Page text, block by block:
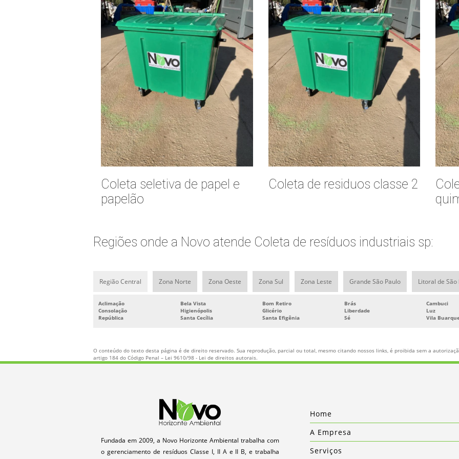
Coleta seletiva de papel e
papelão
Coleta de residuos classe 2
Regiões onde a Novo atende Coleta de resíduos industriais sp:
Região Central Zona Norte Zona Oeste Zona Sul Zona Leste Grande São Paulo Litoral de São
Aclimação Bela Vista Bom Retiro Brás Cambuci
Consolação
Higienópolis Glicério Liberdade Luz
República
Santa Cecília Santa Efigênia Sé Vila
O conteúdo do texto desta página é de direito reservado. Sua reprodução, parcial ou total, mesmo citando nossos links, é proibida sem a
artigo 184 do Código Penal – Lei 9610/98 - Lei de direitos autorais.
Fundada em 2009, a Novo Horizonte Ambiental trabalha com
o gerenciamento de resíduos Classe I, II A e II B, e trabalha
Home
A Empresa
Serviços